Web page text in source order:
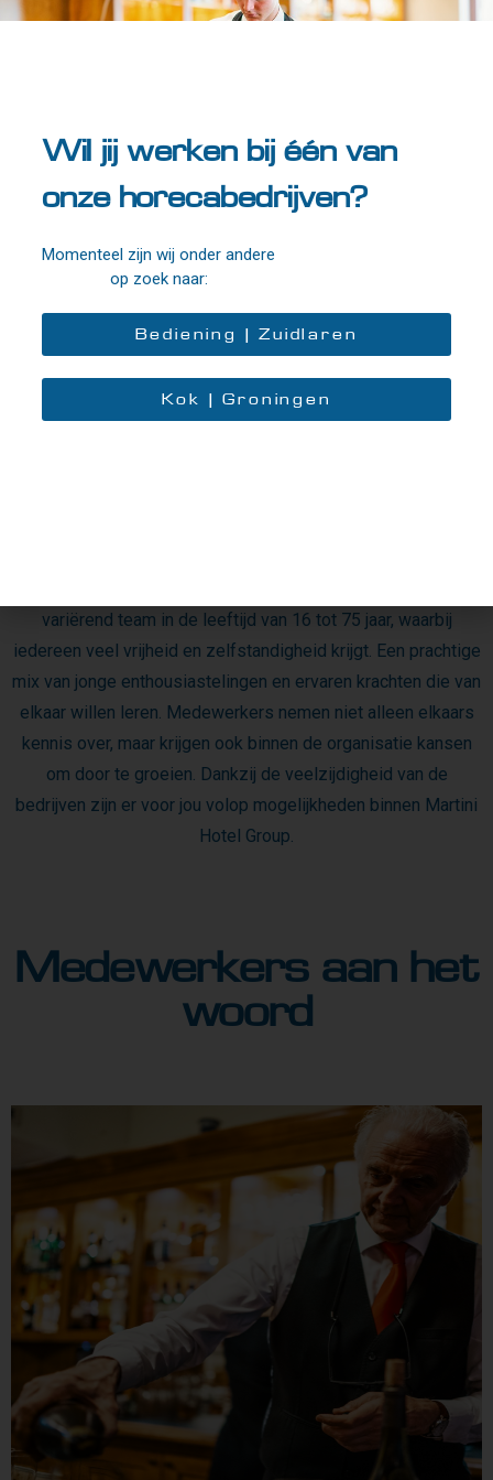
Locaties in Groningen
Martini Hotel
Bud Gett Hostels
Rabenhaupt
"Ons succes is vooral te danken aan onze
gepassioneerde medewerkers. Zij bepalen of iets goed
variërend team in de leeftijd van 16 tot 75 jaar, waarbij
iedereen veel vrijheid en zelfstandigheid krijgt. Een prachtige
mix van jonge enthousiastelingen en ervaren krachten die van
elkaar willen leren. Medewerkers nemen niet alleen elkaars
kennis over, maar krijgen ook binnen de organisatie kansen
om door te groeien. Dankzij de veelzijdigheid van de
bedrijven zijn er voor jou volop mogelijkheden binnen Martini
Hotel Group.
Medewerkers aan het
woord
Wil jij werken bij één van
onze horecabedrijven?
Momenteel zijn wij onder andere
op zoek naar:
Bediening | Zuidlaren
Kok | Groningen